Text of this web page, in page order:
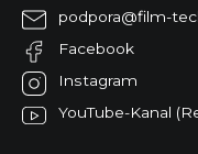
podpora@film-
Facebook
Instagram
YouTube-Kanal